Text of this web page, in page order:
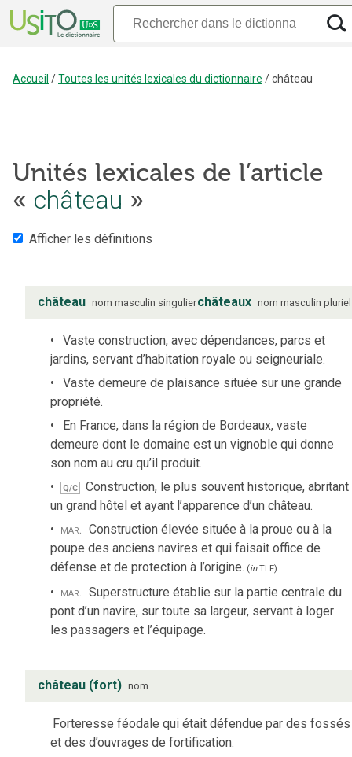
Accueil /Toutes les unités lexicales du dictionnaire /château
Unités lexicales de l’article
« château »
Afficher les définitions
château nom masculin singulierchâteaux nom masculin pluriel
Vaste construction, avec dépendances, parcs et
jardins, servant d’habitation royale ou seigneuriale.
Vaste demeure de plaisance située sur une grande
propriété.
En France, dans la région de Bordeaux, vaste
demeure dont le domaine est un vignoble qui donne
son nom au cru qu’il produit.
Q/C
Construction, le plus souvent historique, abritant
un grand hôtel et ayant l’apparence d’un château.
mar. Construction élevée située à la proue ou à la
poupe des anciens navires et qui faisait office de
défense et de protection à l’origine. (inTLF)
mar. Superstructure établie sur la partie centrale du
pont d’un navire, sur toute sa largeur, servant à loger
les passagers et l’équipage.
château (fort) nom
Forteresse féodale qui était défendue par des fossés
et des d’ouvrages de fortification.